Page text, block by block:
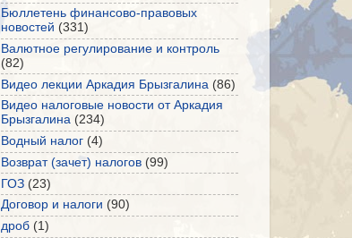
Бюллетень финансово-правовых
новостей (331)
Валютное регулирование и контроль
(82)
Видео лекции Аркадия Брызгалина (86)
Видео налоговые новости от Аркадия
Брызгалина (234)
Водный налог (4)
Возврат (зачет) налогов (99)
ГОЗ (23)
Договор и налоги (90)
дроб (1)